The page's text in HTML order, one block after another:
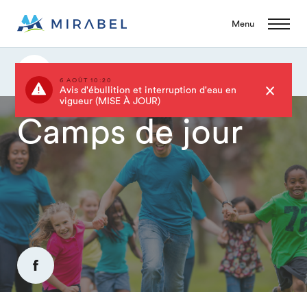
Menu
6 AOÛT 10:20
Avis d'ébullition et interruption d'eau en
vigueur (MISE À JOUR)
Camps de jour